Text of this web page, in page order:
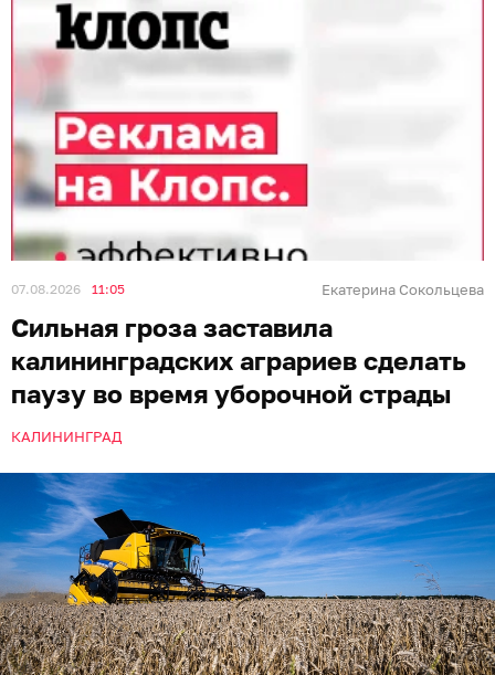
07.08.2026 11:05 Екатерина Сокольцева
Сильная гроза заставила
калининградских аграриев сделать
паузу во время уборочной страды
КАЛИНИНГРАД